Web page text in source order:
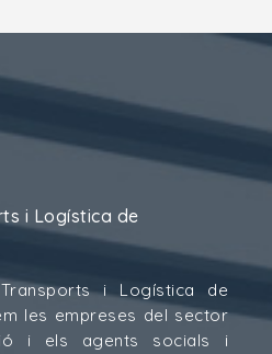
i Logística de
i Logística de
les empreses del sector
i els agents socials i